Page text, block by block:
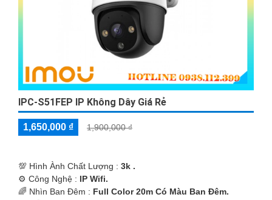
IPC-S51FEP IP Không Dây Giá Rẻ
1,650,000 ₫ 1,900,000 ₫
💯 Hình Ành Chất Lượng : 3k .
⚙ Công Nghệ : IP Wifi.
🌈 Nhìn Ban Đêm : Full Color 20m Có Màu Ban Ðêm.